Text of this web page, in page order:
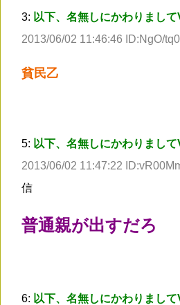
3: 以下、名無しにかわりまし
2013/06/02 11:46:46 ID:NgO/
貧民乙
5: 以下、名無しにかわりまし
2013/06/02 11:47:22
信
普通親が出すだろ
6: 以下、名無しにかわりまし